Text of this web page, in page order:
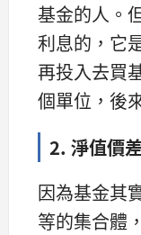
基金的人。
利息的，它
再投入去買
個單位，後
2. 淨值價
因為基金其
等的集合體